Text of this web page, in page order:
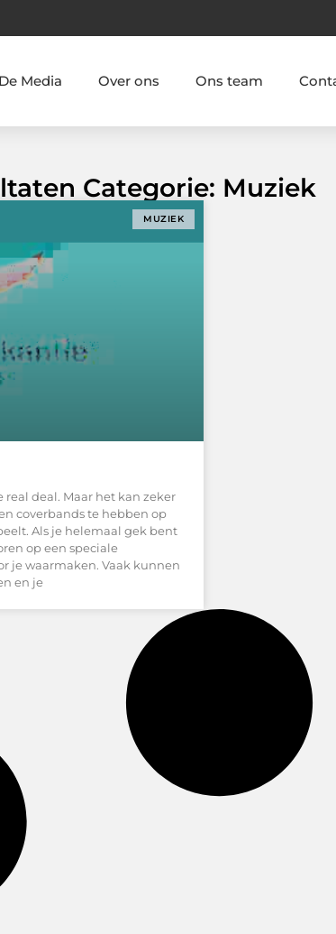
Media Over ons Ons team
Categorie: Muziek
MUZIEK
deal. Maar het kan zeker
coverbands te hebben op
Als je helemaal gek bent
op een speciale
je waarmaken. Vaak kunnen
en je